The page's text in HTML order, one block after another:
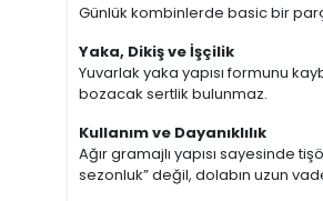
Günlük kombinlerde basic bir
Yaka, Dikiş ve İşçilik
Yuvarlak yaka yapısı formunu
bozacak sertlik bulunmaz.
Kullanım ve Dayanıklılık
Ağır gramajlı yapısı sayesinde
sezonluk” değil, dolabın uzun